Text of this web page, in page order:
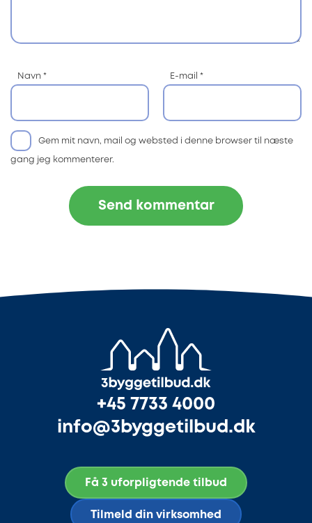
Navn * E-mail *
Gem mit navn, mail og websted i denne browser til næste
gang jeg kommenterer.
+45 7733 4000
info@3byggetilbud.dk
Få 3 uforpligtende tilbud
Tilmeld din virksomhed